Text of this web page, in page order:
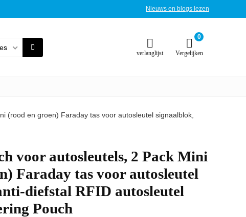
Nieuws en blogs lezen
verlanglijst
0
Vergelijken
(rood en groen) Faraday tas voor autosleutel signaalblok,
voor autosleutels, 2 Pack Mini
Faraday tas voor autosleutel
diefstal RFID autosleutel
Pouch